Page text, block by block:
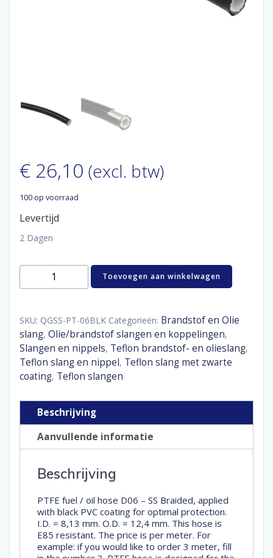
€ 26,10 (excl. btw)
100 op voorraad
Levertijd
2 Dagen
Fuel
SS
braided
PTFE
D06
coating
aantal
Toevoegen aan winkelwagen
SKU: QGSS-PT-06BLK Categorieën: Brandstof en Olie
slang, Olie/brandstof slangen en koppelingen,
Slangen en nippels, Teflon brandstof- en olieslang,
Teflon slang en nippel, Teflon slang met zwarte
coating, Teflon slangen
Beschrijving
Aanvullende informatie
Beschrijving
PTFE fuel / oil hose D06 – SS Braided, applied
with black PVC coating for optimal protection.
I.D. = 8,13 mm. O.D. = 12,4 mm. This hose is
E85 resistant. The price is per meter. For
example: if you would like to order 3 meter, fill